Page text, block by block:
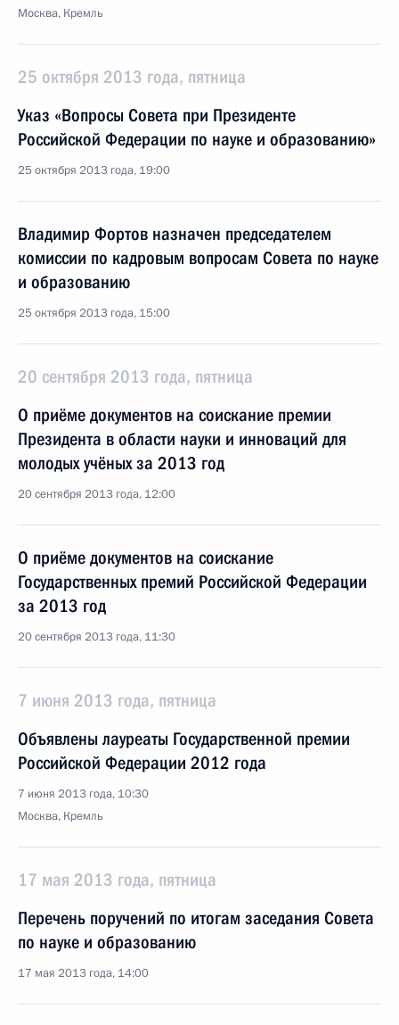
Москва, Кремль
25 октября 2013 года, пятница
Указ «Вопросы Совета при Президенте
Российской Федерации по науке и образованию»
25 октября 2013 года, 19:00
Владимир Фортов назначен председателем
комиссии по кадровым вопросам Совета по науке
и образованию
25 октября 2013 года, 15:00
20 сентября 2013 года, пятница
О приёме документов на соискание премии
Президента в области науки и инноваций для
молодых учёных за 2013 год
20 сентября 2013 года, 12:00
О приёме документов на соискание
Государственных премий Российской Федерации
за 2013 год
20 сентября 2013 года, 11:30
7 июня 2013 года, пятница
Объявлены лауреаты Государственной премии
Российской Федерации 2012 года
7 июня 2013 года, 10:30
Москва, Кремль
17 мая 2013 года, пятница
Перечень поручений по итогам заседания Совета
по науке и образованию
17 мая 2013 года, 14:00